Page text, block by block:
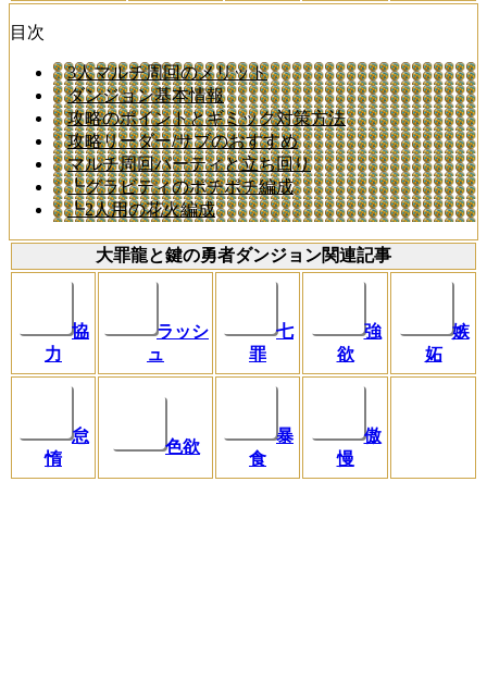
目次
3人マルチ周回のメリット
ダンジョン基本情報
攻略のポイントとギミック対策方法
攻略リーダー/サブのおすすめ
マルチ周回パーティと立ち回り
┗グラビティのポチポチ編成
┗2人用の花火編成
大罪龍と鍵の勇者ダンジョン関連記事
協
力
ラッシ
ュ
七
罪
強
欲
嫉
妬
怠
惰
色欲
暴
食
傲
慢